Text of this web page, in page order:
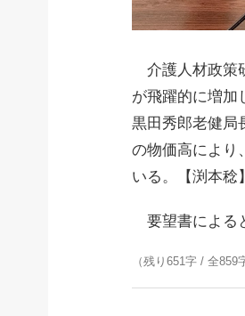
介護人材政策
が飛躍的に増加
黒田秀郎老健局
の物価高により
いる。【渕本稔】
要望書による
（残り651字 / 全859